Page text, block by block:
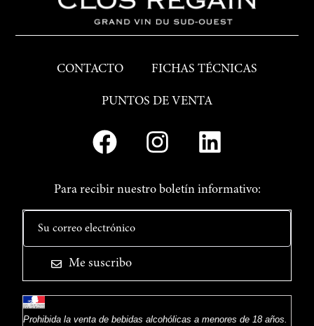
CONTACTO FICHAS TÉCNICAS
PUNTOS DE VENTA
Para recibir nuestro boletín informativo:
Me suscribo
Prohibida la venta de bebidas alcohólicas a menores de 18 años.